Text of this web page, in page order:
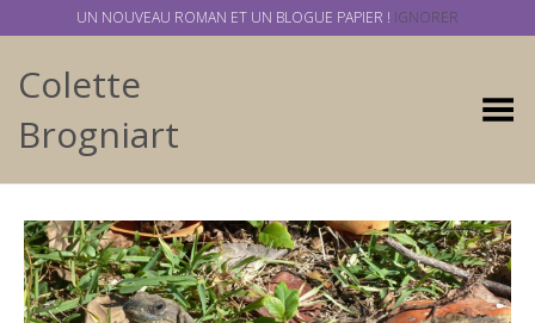
Colette
Brogniart
Basculer
UN NOUVEAU ROMAN ET UN BLOGUE PAPIER ! IGNORER